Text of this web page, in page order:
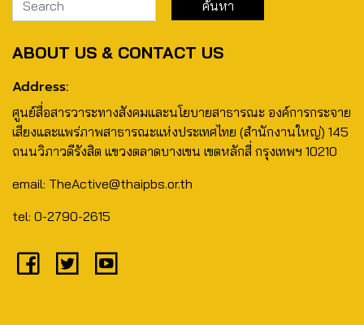
ABOUT US & CONTACT US
Address:
ศูนย์สื่อสารวาระทางสังคมและนโยบายสาธารณะ องค์การกระจาย
เสียงและแพร่ภาพสาธารณะแห่งประเทศไทย (สำนักงานใหญ่) 145
ถนนวิภาวดีรังสิต แขวงตลาดบางเขน เขตหลักสี่ กรุงเทพฯ 10210
email: TheActive@thaipbs.or.th
tel: 0-2790-2615